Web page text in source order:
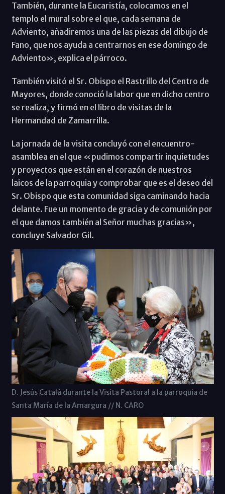
También, durante la Eucaristía, colocamos en el
templo el mural sobre el que, cada semana de
Adviento, añadiremos una de las piezas del dibujo de
Fano, que nos ayuda a centrarnos en ese domingo de
Adviento», explica el párroco.
También visitó el Sr. Obispo el Rastrillo del Centro de
Mayores, donde conoció la labor que en dicho centro
se realiza, y firmó en el libro de visitas de la
Hermandad de Zamarrilla.
La jornada de la visita concluyó con el encuentro-
asamblea en el que «pudimos compartir inquietudes
y proyectos que están en el corazón de nuestros
laicos de la parroquia y comprobar que es el deseo del
Sr. Obispo que esta comunidad siga caminando hacia
delante. Fue un momento de gracia y de comunión por
el que damos también al Señor muchas gracias»,
concluye Salvador Gil.
D. Jesús Catalá durante la Visita Pastoral a la parroquia de
Santa María de la Amargura // N. CARO